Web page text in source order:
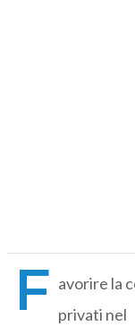
F avorire la
privati nel